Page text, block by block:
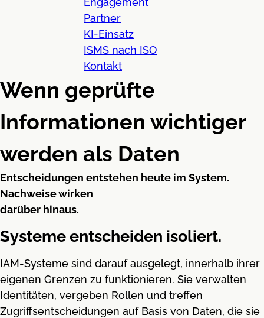
Partner
KI-Einsatz
ISMS nach ISO
Kontakt
Wenn geprüfte
Informationen wichtiger
werden als Daten
Entscheidungen entstehen heute im System.
Nachweise wirken
darüber hinaus.
Systeme entscheiden isoliert.
IAM-Systeme sind darauf ausgelegt, innerhalb ihrer
eigenen Grenzen zu funktionieren. Sie verwalten
Identitäten, vergeben Rollen und treffen
Zugriffsentscheidungen auf Basis von Daten, die sie